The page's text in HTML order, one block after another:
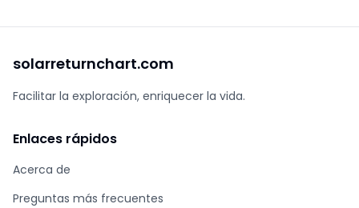
solarreturnchart.com
Facilitar la exploración, enriquecer la vida.
Enlaces rápidos
Acerca de
Preguntas más frecuentes